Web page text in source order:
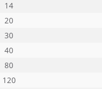
14
20
30
40
80
120